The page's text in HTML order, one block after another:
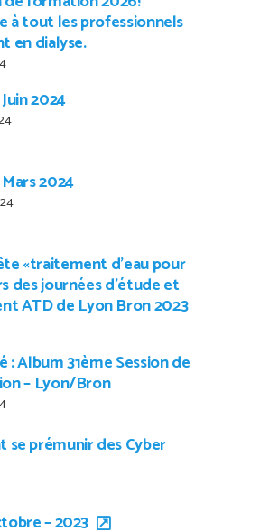
à tout les professionnels
en dialyse.
2024
2024
«traitement d’eau pour
des journées d’étude et
ATD de Lyon Bron 2023
: Album 31ème Session de
– Lyon/Bron
se prémunir des Cyber
– 2023